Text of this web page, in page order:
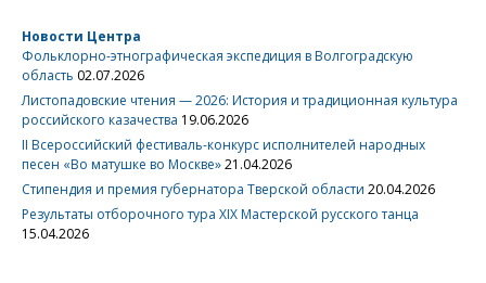
Новости Центра
Фольклорно-этнографическая экспедиция в Волгоградскую
область 02.07.2026
Листопадовские чтения — 2026: История и традиционная культура
российского казачества 19.06.2026
II Всероссийский фестиваль-конкурс исполнителей народных
песен «Во матушке во Москве»21.04.2026
Стипендия и премия губернатора Тверской области 20.04.2026
Результаты отборочного тура XIX Мастерской русского танца
15.04.2026